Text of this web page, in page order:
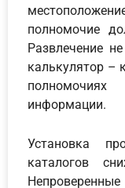
полномочие
Развлечение
калькулятор –
информации.
Установка
каталогов